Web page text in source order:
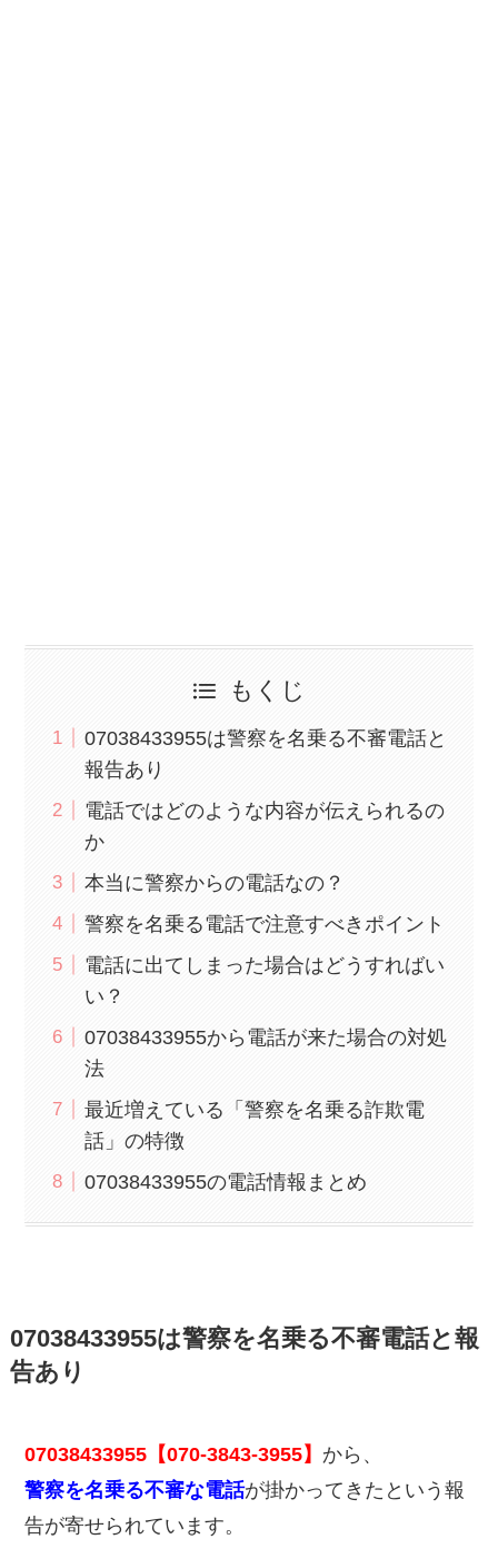
もくじ
07038433955は警察を名乗る不審電話と
報告あり
電話ではどのような内容が伝えられるの
か
本当に警察からの電話なの？
警察を名乗る電話で注意すべきポイント
電話に出てしまった場合はどうすればい
い？
07038433955から電話が来た場合の対処
法
最近増えている「警察を名乗る詐欺電
話」の特徴
07038433955の電話情報まとめ
07038433955は警察を名乗る不審電話と報
告あり
07038433955【070-3843-3955】 から、
警察を名乗る不審な電話が掛かってきたという報
告が寄せられています。